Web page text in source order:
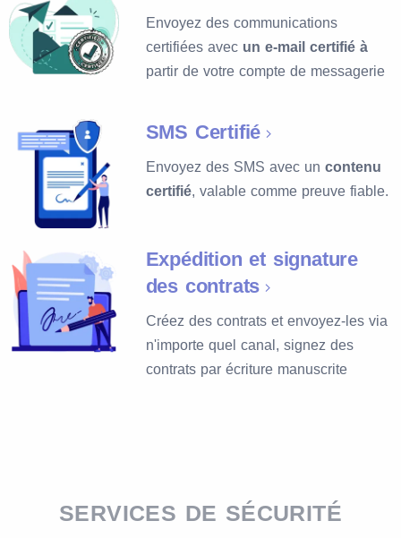
Envoyez des communications
certifiées avec un e-mail certifié à
partir de votre compte de messagerie
SMS Certifié
Envoyez des SMS avec un contenu
certifié, valable comme preuve fiable.
Expédition et signature
des contrats
Créez des contrats et envoyez-les via
n'importe quel canal, signez des
contrats par écriture manuscrite
SERVICES DE SÉCURITÉ